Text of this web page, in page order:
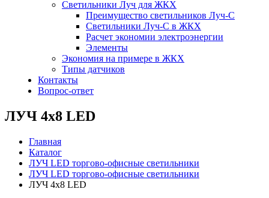
Светильники Луч для ЖКХ
Преимущество светильников Луч-С
Светильники Луч-С в ЖКХ
Расчет экономии электроэнергии
Элементы
Экономия на примере в ЖКХ
Типы датчиков
Контакты
Вопрос-ответ
ЛУЧ 4х8 LED
Главная
Каталог
ЛУЧ LED торгово-офисные светильники
ЛУЧ LED торгово-офисные светильники
ЛУЧ 4х8 LED